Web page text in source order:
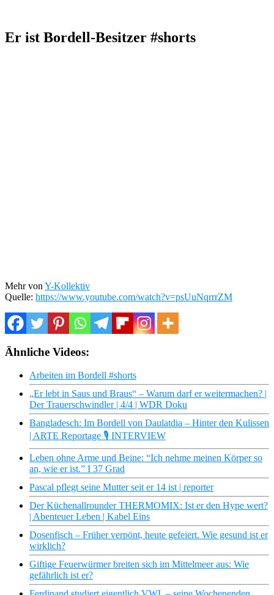
Er ist Bordell-Besitzer #shorts
Mehr von Y-Kollektiv
Quelle: https://www.youtube.com/watch?v=psUuNqrrrZM
Ähnliche Videos:
Arbeiten im Bordell #shorts
„Er lebt in Saus und Braus“ – Warum darf er weitermachen? |
Der Trauerschwindler | 4/4 | WDR Doku
Bangladesch: Im Bordell von Daulatdia – Hinter den Kulissen
| ARTE Reportage 🎙️ INTERVIEW
Leben ohne Arme und Beine: “Ich nehme meinen Körper so
an, wie er ist.” I 37 Grad
Pascal pflegt seine Mutter seit er 14 ist | reporter
Der Küchenallrounder THERMOMIX: Ist er den Hype wert?
| Abenteuer Leben | Kabel Eins
Dosenfisch – Früher verpönt, heute gefeiert. Wie gesund ist er
wirklich?
Giftige Feuerwürmer breiten sich im Mittelmeer aus: Wie
gefährlich ist er?